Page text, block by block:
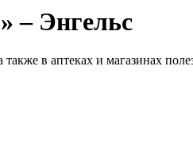
– Энгельс
в аптеках и магазинах